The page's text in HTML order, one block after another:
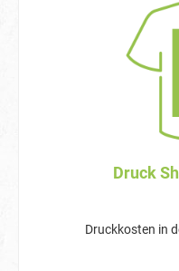
Druck
Druckkosten in